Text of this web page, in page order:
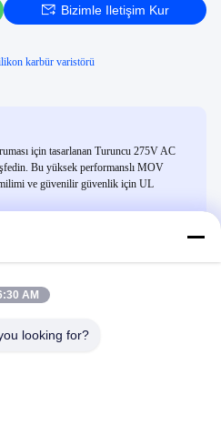
Bizimle Iletişim Kur
karbür varistörü
için tasarlanan Turuncu 275V AC
Bu yüksek performanslı MOV
ve güvenilir güvenlik için UL
AM
looking for?